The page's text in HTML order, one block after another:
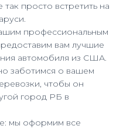
просто встретить на
профессиональным
вам лучшие
автомобиля из США.
заботимся о вашем
чтобы он
город РБ в
мы оформим все